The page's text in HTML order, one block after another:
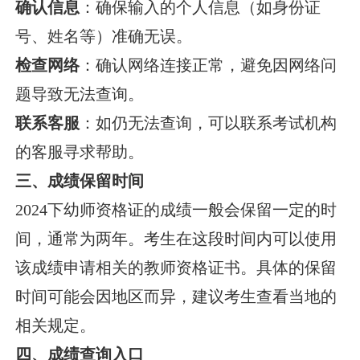
确认信息 ：确保输入的个人信息（如身份证
号、姓名等）准确无误。
检查网络：确认网络连接正常，避免因网络问
题导致无法查询。
联系客服 ：如仍无法查询，可以联系考试机构
的客服寻求帮助。
三、成绩保留时间
2024下幼师资格证的成绩一般会保留一定的时
间，通常为两年。考生在这段时间内可以使用
该成绩申请相关的教师资格证书。具体的保留
时间可能会因地区而异，建议考生查看当地的
相关规定。
四、成绩查询入口